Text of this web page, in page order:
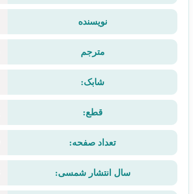
نویسنده
مترجم
شابک:
قطع:
تعداد صفحه:
سال انتشار شمسی: